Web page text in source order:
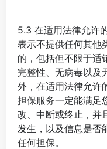
5.3 在适用法律允许
表示不提供任何其他
的，包括但不限于适
完整性、无病毒以及
外，在适用法律允许
担保服务一定能满足
改、中断或终止，并
发生，以及信息是否
任何担保。